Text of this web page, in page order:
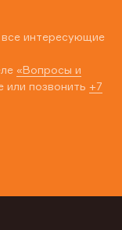
интересующие
«Вопросы и
или позвонить +7